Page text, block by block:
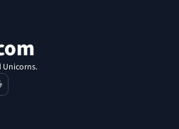
Unicorns.